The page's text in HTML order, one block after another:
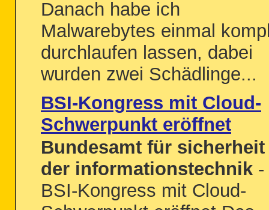
Danach habe ich
Malwarebytes einmal
durchlaufen lassen, dabei
wurden zwei Schädlinge...
BSI-Kongress mit Cloud-
Schwerpunkt eröffnet
Bundesamt für
der informationstechnik -
BSI-Kongress mit Cloud-